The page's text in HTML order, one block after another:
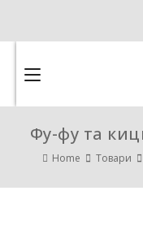
Фу-фу та
Home Товари